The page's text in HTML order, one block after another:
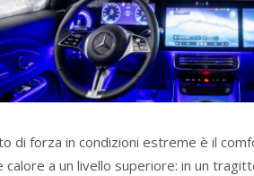
di forza in condizioni estreme è il
calore a un livello superiore: in un